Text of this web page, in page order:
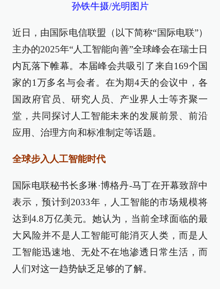
孙铁牛摄/光明图片
近日，由国际电信联盟（以下简称“国际电联”）
主办的2025年“人工智能向善”全球峰会在瑞士日
内瓦落下帷幕。本届峰会共吸引了来自169个国
家的1万多名与会者。在为期4天的会议中，各
国政府官员、研究人员、产业界人士等齐聚一
堂，共同探讨人工智能未来的发展前景、前沿
应用、治理方向和标准制定等话题。
全球步入人工智能时代
国际电联秘书长多琳·博格丹-马丁在开幕致辞中
表示，预计到2033年，人工智能的市场规模将
达到4.8万亿美元。她认为，当前全球面临的最
大风险并不是人工智能可能消灭人类，而是人
工智能迅速地、无处不在地渗透日常生活，而
人们对这一趋势缺乏足够的了解。